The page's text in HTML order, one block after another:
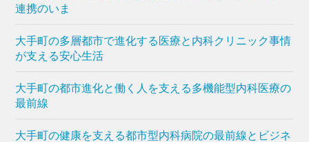
連携のいま
大手町の多層都市で進化する医療と内科クリニック事情
が支える安心生活
大手町の都市進化と働く人を支える多機能型内科医療の
最前線
大手町の健康を支える都市型内科病院の最前線とビジネ